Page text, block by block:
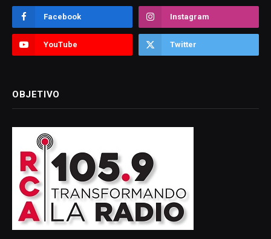
Facebook Instagram
YouTube Twitter
OBJETIVO